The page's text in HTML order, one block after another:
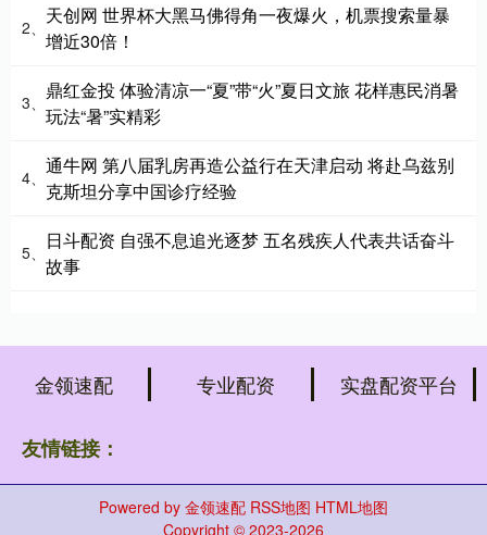
2、
天创网 世界杯大黑马佛得角一夜爆火，机票搜索量暴
增近30倍！
3、
鼎红金投 体验清凉一“夏”带“火”夏日文旅 花样惠民消暑
玩法“暑”实精彩
4、
通牛网 第八届乳房再造公益行在天津启动 将赴乌兹别
克斯坦分享中国诊疗经验
5、
日斗配资 自强不息追光逐梦 五名残疾人代表共话奋斗
故事
金领速配 专业配资 实盘配资平台
友情链接：
Powered by 金领速配 RSS地图 HTML地图
Copyright © 2023-2026